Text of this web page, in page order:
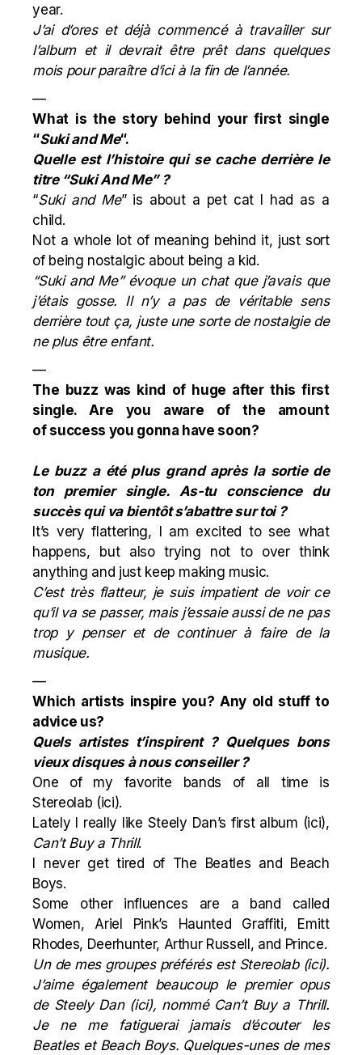
year.
J’ai d’ores et déjà commencé à travailler sur
l’album et il devrait être prêt dans quelques
mois pour paraître d’ici à la fin de l’année.
—
What is the story behind your first single
“Suki and Me“.
Quelle est l’histoire qui se cache derrière le
titre “Suki And Me” ?
“Suki and Me” is about a pet cat I had as a
child.
Not a whole lot of meaning behind it, just sort
of being nostalgic about being a kid.
“Suki and Me” évoque un chat que j’avais que
j’étais gosse. Il n’y a pas de véritable sens
derrière tout ça, juste une sorte de nostalgie de
ne plus être enfant.
—
The buzz was kind of huge after this first
single. Are you aware of the amount
of success you gonna have soon?
Le buzz a été plus grand après la sortie de
ton premier single. As-tu conscience du
succès qui va bientôt s’abattre sur toi ?
It’s very flattering, I am excited to see what
happens, but also trying not to over think
anything and just keep making music.
C’est très flatteur, je suis impatient de voir ce
qu’il va se passer, mais j’essaie aussi de ne pas
trop y penser et de continuer à faire de la
musique.
—
Which artists inspire you? Any old stuff to
advice us?
Quels artistes t’inspirent ? Quelques bons
vieux disques à nous conseiller ?
One of my favorite bands of all time is
Stereolab (ici).
Lately I really like Steely Dan’s first album (ici),
Can’t Buy a Thrill.
I never get tired of The Beatles and Beach
Boys.
Some other influences are a band called
Women, Ariel Pink’s Haunted Graffiti, Emitt
Rhodes, Deerhunter, Arthur Russell, and Prince.
Un de mes groupes préférés est Stereolab (ici).
J’aime également beaucoup le premier opus
de Steely Dan (ici), nommé Can’t Buy a Thrill.
Je ne me fatiguerai jamais d’écouter les
Beatles et Beach Boys. Quelques-unes de mes